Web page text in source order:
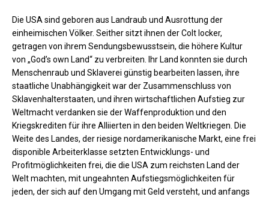
Die USA sind geboren aus Landraub und Ausrottung der
einheimischen Völker. Seither sitzt ihnen der Colt locker,
getragen von ihrem Sendungsbewusstsein, die höhere Kultur
von „God’s own Land“ zu verbreiten. Ihr Land konnten sie durch
Menschenraub und Sklaverei günstig bearbeiten lassen, ihre
staatliche Unabhängigkeit war der Zusammenschluss von
Sklavenhalterstaaten, und ihren wirtschaftlichen Aufstieg zur
Weltmacht verdanken sie der Waffenproduktion und den
Kriegskrediten für ihre Alliierten in den beiden Weltkriegen. Die
Weite des Landes, der riesige nordamerikanische Markt, eine frei
disponible Arbeiterklasse setzten Entwicklungs- und
Profitmöglichkeiten frei, die die USA zum reichsten Land der
Welt machten, mit ungeahnten Aufstiegsmöglichkeiten für
jeden, der sich auf den Umgang mit Geld versteht, und anfangs